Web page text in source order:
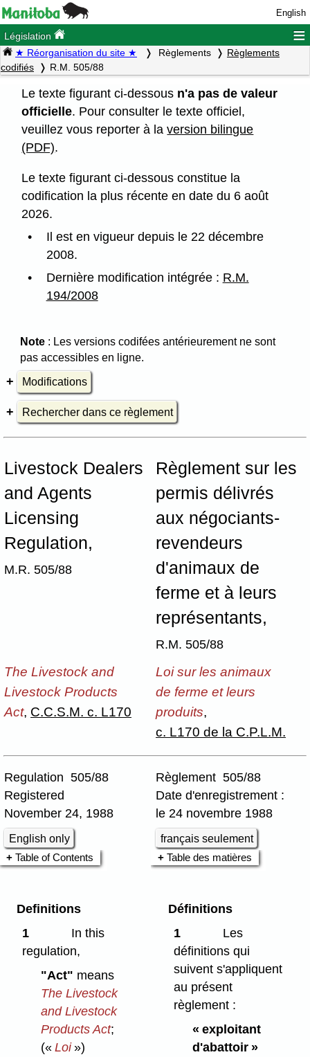
English
Législation ≡
★ Réorganisation du site ★ Règlements
Règlements
codifiés
R.M. 505/88
Le texte figurant ci-dessous n'a pas de valeur
officielle. Pour consulter le texte officiel,
veuillez vous reporter à laversion bilingue
(PDF).
Le texte figurant ci-dessous constitue la
codification la plus récente en date du 6 août
2026.
Il est en vigueur depuis le 22 décembre
2008.
Dernière modification intégrée : R.M.
194/2008
Note: Les versions codifées antérieurement ne sont
pas accessibles en ligne.
Modifications
Rechercher dans ce règlement
Livestock Dealers
and Agents
Licensing
Regulation,
M.R. 505/88
Règlement sur les
permis délivrés
aux négociants-
revendeurs
d'animaux de
ferme et à leurs
représentants,
R.M. 505/88
The Livestock and
Livestock Products
Act, C.C.S.M. c. L170
Loi sur les animaux
de ferme et leurs
produits,
c. L170 de la C.P.L.M.
Regulation 505/88
Registered
November 24, 1988
English only
Règlement 505/88
Date d'enregistrement :
le 24 novembre 1988
français seulement
Table of Contents
Table des matières
Definitions
1
In this
regulation,
"Act" means
The Livestock
and Livestock
Products Act;
(« Loi»)
Définitions
1
Les
définitions qui
suivent s'appliquent
au présent
règlement :
« exploitant
d'abattoir »